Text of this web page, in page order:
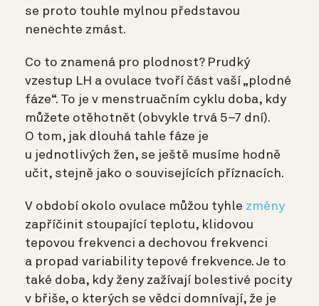
se proto touhle mylnou představou
nenechte zmást.
Co to znamená pro plodnost? Prudký
vzestup LH a ovulace tvoří část vaší „plodné
fáze“. To je v menstruačním cyklu doba, kdy
můžete otěhotnět (obvykle trvá 5–7 dní).
O tom, jak dlouhá tahle fáze je
u jednotlivých žen, se ještě musíme hodně
učit, stejně jako o souvisejících příznacích.
V období okolo ovulace můžou tyhle změny
zapříčinit stoupající teplotu, klidovou
tepovou frekvenci a dechovou frekvenci
a propad variability tepové frekvence. Je to
také doba, kdy ženy zažívají bolestivé pocity
v břiše, o kterých se vědci domnívají, že je